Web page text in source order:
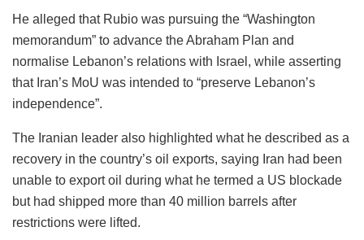
He alleged that Rubio was pursuing the “Washington
memorandum” to advance the Abraham Plan and
normalise Lebanon’s relations with Israel, while asserting
that Iran’s MoU was intended to “preserve Lebanon’s
independence”.
The Iranian leader also highlighted what he described as a
recovery in the country’s oil exports, saying Iran had been
unable to export oil during what he termed a US blockade
but had shipped more than 40 million barrels after
restrictions were lifted.